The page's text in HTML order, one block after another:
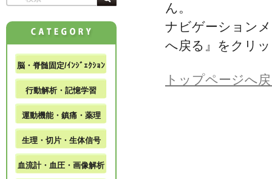
ん。
ナビゲーション
へ戻る』をクリ
トップページへ
脳・脊髄固定/ｲﾝｼﾞｪｸｼｮﾝ
行動解析・記憶学習
運動機能・鎮痛・薬理
生理・切片・生体信号
血流計・血圧・画像解析